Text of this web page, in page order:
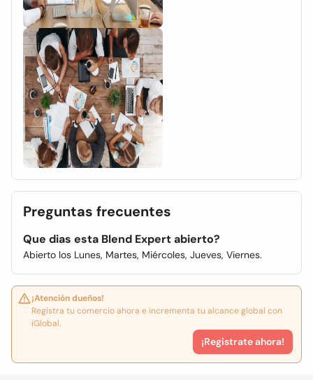
Preguntas frecuentes
Que dias esta Blend Expert abierto?
Abierto los Lunes, Martes, Miércoles, Jueves, Viernes.
¡Atención dueños!
Registra tu comercio ahora e incrementa tu alcance global con
iGlobal.
¡Registrate ahora!